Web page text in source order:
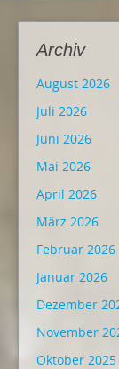
Archiv
August 2026
Juli 2026
Juni 2026
Mai 2026
April 2026
März 2026
Februar 2026
Januar 2026
Dezember
November
Oktober 2025